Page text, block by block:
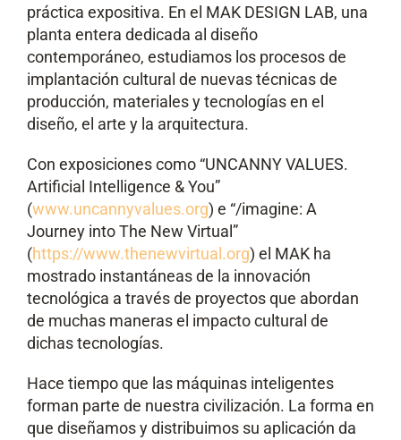
práctica expositiva. En el MAK DESIGN LAB, una
planta entera dedicada al diseño
contemporáneo, estudiamos los procesos de
implantación cultural de nuevas técnicas de
producción, materiales y tecnologías en el
diseño, el arte y la arquitectura.
Con exposiciones como “UNCANNY VALUES.
Artificial Intelligence & You”
(www.uncannyvalues.org) e “/imagine: A
Journey into The New Virtual”
(https://www.thenewvirtual.org) el MAK ha
mostrado instantáneas de la innovación
tecnológica a través de proyectos que abordan
de muchas maneras el impacto cultural de
dichas tecnologías.
Hace tiempo que las máquinas inteligentes
forman parte de nuestra civilización. La forma en
que diseñamos y distribuimos su aplicación da